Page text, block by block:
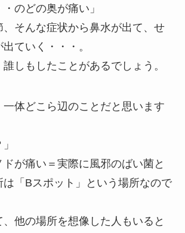
・のどの奥が痛い」
そんな症状から鼻水が出て、せ
ていく・・・。
しもしたことがあるでしょう。
一体どこら辺のことだと思います
が痛い＝実際に風邪のばい菌と
「Bスポット」という場所なので
、他の場所を想像した人もいると